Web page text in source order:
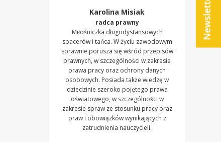
Karolina Misiak
radca prawny
Miłośniczka długodystansowych
spacerów i tańca. W życiu zawodowym
sprawnie porusza się wśród przepisów
prawnych, w szczególności w zakresie
prawa pracy oraz ochrony danych
osobowych. Posiada także wiedzę w
dziedzinie szeroko pojętego prawa
oświatowego, w szczególności w
zakresie spraw ze stosunku pracy oraz
praw i obowiązków wynikających z
zatrudnienia nauczycieli.